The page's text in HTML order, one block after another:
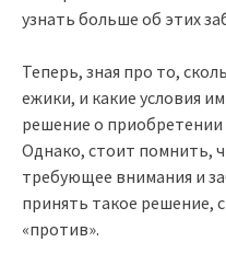
узнать больше об этих
Теперь, зная про то,
ежики, и какие условия
решение о
Однако, стоит помнить,
требующее внимания и
принять такое решение,
«против».